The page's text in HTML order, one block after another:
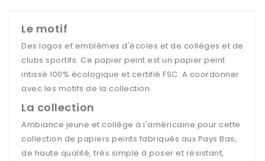
Le motif
Des logos et emblèmes d'écoles et de collèges et de
clubs sportifs. Ce papier peint est un papier peint
intissé 100% écologique et certifié FSC. A coordonner
avec les motifs de la collection.
La collection
Ambiance jeune et collège à l'américaine pour cette
collection de papiers peints fabriqués aux Pays Bas,
de haute qualité, très simple à poser et résistant,